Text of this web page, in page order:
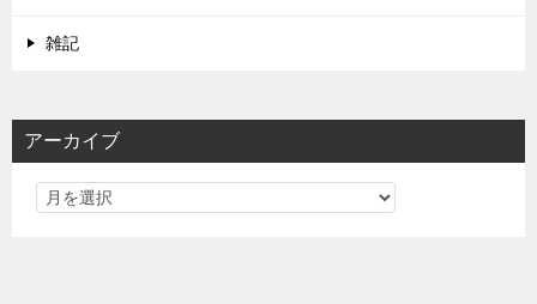
雑記
アーカイブ